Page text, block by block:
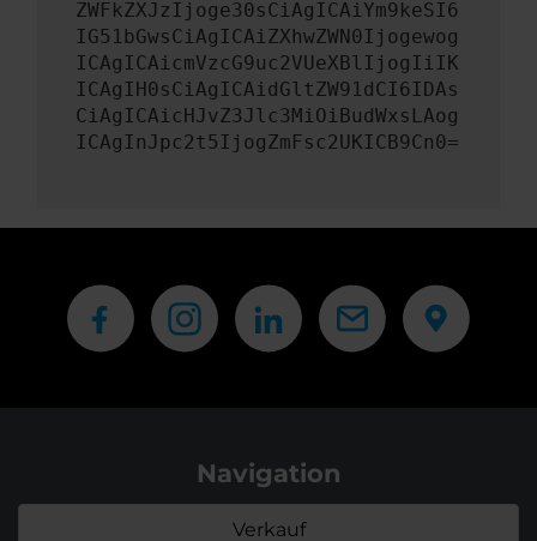
ZWFkZXJzIjoge30sCiAgICAiYm9keSI6
IG51bGwsCiAgICAiZXhwZWN0Ijogewog
ICAgICAicmVzcG9uc2VUeXBlIjogIiIK
ICAgIH0sCiAgICAidGltZW91dCI6IDAs
CiAgICAicHJvZ3Jlc3MiOiBudWxsLAog
ICAgInJpc2t5IjogZmFsc2UKICB9Cn0=
Navigation
Verkauf